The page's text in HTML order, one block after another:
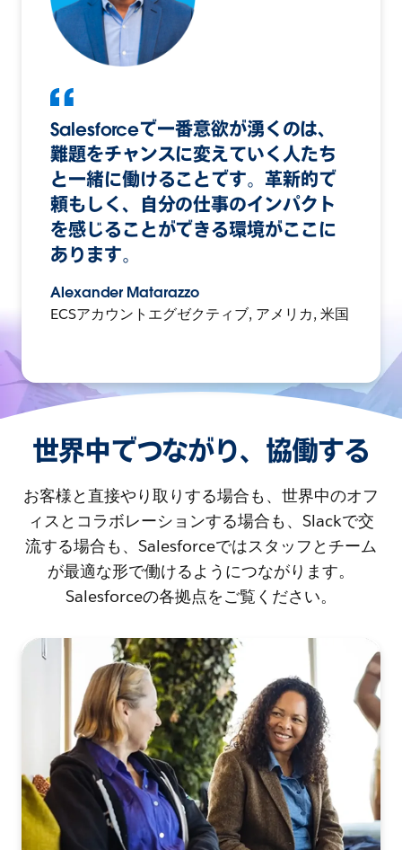
Salesforceで一番意欲が湧くのは、
難題をチャンスに変えていく人たち
と一緒に働けることです。革新的で
頼もしく、自分の仕事のインパクト
を感じることができる環境がここに
あります。
Alexander Matarazzo
ECSアカウントエグゼクティブ, アメリカ, 米国
世界中でつながり、協働する
お客様と直接やり取りする場合も、世界中のオフ
ィスとコラボレーションする場合も、Slackで交
流する場合も、Salesforceではスタッフとチーム
が最適な形で働けるようにつながります。
Salesforceの各拠点をご覧ください。